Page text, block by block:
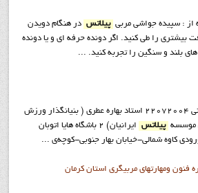
از : سپیده جواشی مربی پیلاتس در هنگام دویدن
بیشتری را طی کنید. اگر دونده حرفه ای و یا دونده
های بلند و سنگین را تجربه کنید. ...
موسسه پیلاتس
ایرانیان) 2 باشگاه هایا اتوبان
کاوه شمالی-خیابان بهار جنوبی-کوچه‌ی ...
فنون ومهارتهای مربیگری استان کرمان